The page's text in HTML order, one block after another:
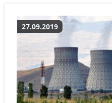
27.09.2019